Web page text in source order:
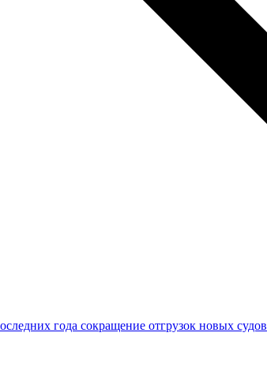
года сокращение отгрузок новых судов